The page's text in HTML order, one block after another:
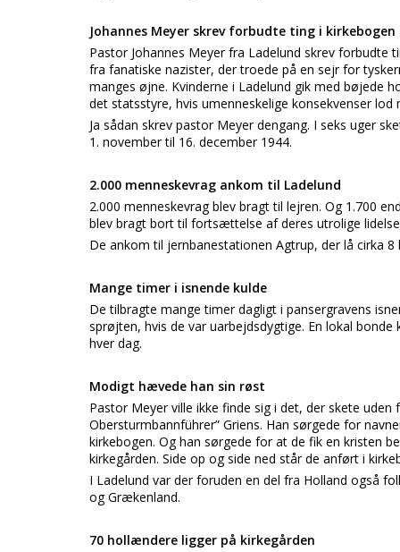
Johannes Meyer skrev forbudte ting i kirkebogen
Pastor Johannes Meyer fra Ladelund skrev
fra fanatiske nazister, der troede på en sejr for
manges øjne. Kvinderne i Ladelund gik med bøjede
det statsstyre, hvis umenneskelige konsekvenser
Ja sådan skrev pastor Meyer dengang. I seks uger
1. november til 16. december 1944.
2.000 menneskevrag ankom til Ladelund
2.000 menneskevrag blev bragt til lejren. Og 1.700
blev bragt bort til fortsættelse af deres utrolige
De ankom til jernbanestationen Agtrup, der lå cirka
Mange timer i isnende kulde
De tilbragte mange timer dagligt i pansergravens
sprøjten, hvis de var uarbejdsdygtige. En lokal
hver dag.
Modigt hævede han sin røst
Pastor Meyer ville ikke finde sig i det, der skete
Obersturmbannführer” Griens. Han sørgede for
kirkebogen. Og han sørgede for at de fik en kristen
kirkegården. Side op og side ned står de anført i
I Ladelund var der foruden en del fra Holland også
og Grækenland.
70 hollændere ligger på kirkegården